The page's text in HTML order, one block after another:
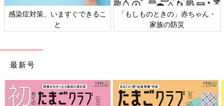
感染症対策、いますぐできるこ
と
「もしものときの」赤ちゃん・
家族の防災
最新号